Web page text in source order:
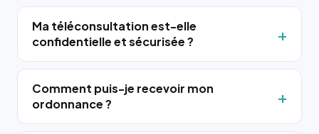
Ma téléconsultation est-elle
confidentielle et sécurisée ?
Comment puis-je recevoir mon
ordonnance ?